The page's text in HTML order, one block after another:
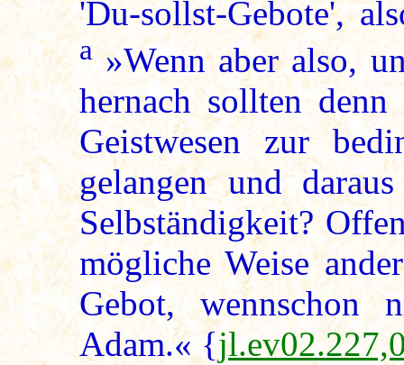
'Du-sollst-Gebote',
a »Wenn aber also,
hernach sollten denn
Geistwesen zur
gelangen und
Selbständigkeit?
mögliche Weise
Gebot,
Adam.« {